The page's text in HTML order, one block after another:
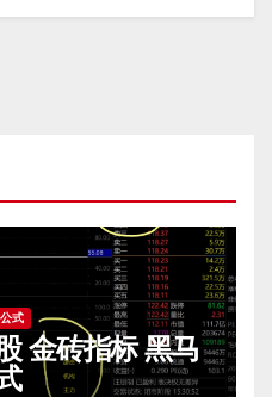
式
金砖指标 黑马